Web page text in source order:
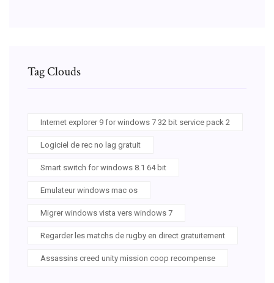
Tag Clouds
Internet explorer 9 for windows 7 32 bit service pack 2
Logiciel de rec no lag gratuit
Smart switch for windows 8.1 64 bit
Emulateur windows mac os
Migrer windows vista vers windows 7
Regarder les matchs de rugby en direct gratuitement
Assassins creed unity mission coop recompense